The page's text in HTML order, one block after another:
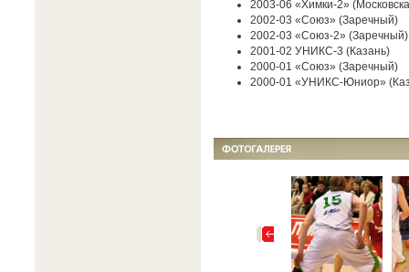
2003-06 «Химки-2»
2002-03 «Союз» (Заречный)
2002-03 «Союз-2» (Заречный)
2001-02 УНИКС-3 (Казань)
2000-01 «Союз» (Заречный)
2000-01 «УНИКС-Юниор»